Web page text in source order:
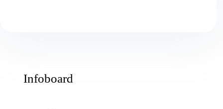
Infoboard